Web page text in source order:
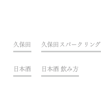
久保田 久保田スパークリング
日本酒 日本酒 飲み方